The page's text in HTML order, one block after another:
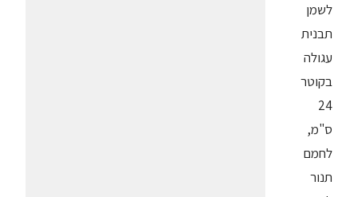
לשמן
תבנית
עגולה
בקוטר
24
ס"מ,
לחמם
תנור